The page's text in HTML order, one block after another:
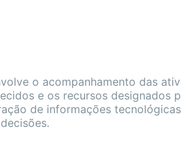
o acompanhamento das
e os recursos designados
de informações